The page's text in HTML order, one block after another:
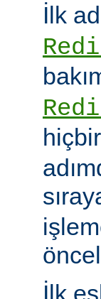
İlk
hiçbir
İlk